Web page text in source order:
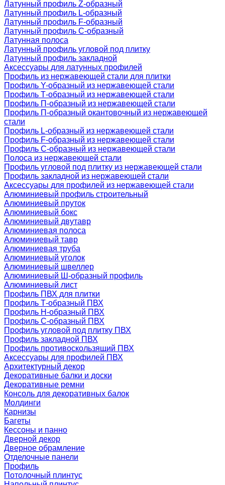
Латунный профиль Z-образный
Латунный профиль L-образный
Латунный профиль F-образный
Латунный профиль C-образный
Латунная полоса
Латунный профиль угловой под плитку
Латунный профиль закладной
Аксессуары для латунных профилей
Профиль из нержавеющей стали для плитки
Профиль Y-образный из нержавеющей стали
Профиль Т-образный из нержавеющей стали
Профиль П-образный из нержавеющей стали
Профиль П-образный окантовочный из нержавеющей
стали
Профиль L-образный из нержавеющей стали
Профиль F-образный из нержавеющей стали
Профиль C-образный из нержавеющей стали
Полоса из нержавеющей стали
Профиль угловой под плитку из нержавеющей стали
Профиль закладной из нержавеющей стали
Аксессуары для профилей из нержавеющей стали
Алюминиевый профиль строительный
Алюминиевый пруток
Алюминиевый бокс
Алюминиевый двутавр
Алюминиевая полоса
Алюминиевый тавр
Алюминиевая труба
Алюминиевый уголок
Алюминиевый швеллер
Алюминиевый Ш-образный профиль
Алюминиевый лист
Профиль ПВХ для плитки
Профиль Т-образный ПВХ
Профиль H-образный ПВХ
Профиль C-образный ПВХ
Профиль угловой под плитку ПВХ
Профиль закладной ПВХ
Профиль противоскользящий ПВХ
Аксессуары для профилей ПВХ
Архитектурный декор
Декоративные балки и доски
Декоративные ремни
Консоль для декоративных балок
Молдинги
Карнизы
Багеты
Кессоны и панно
Дверной декор
Дверное обрамление
Отделочные панели
Профиль
Потолочный плинтус